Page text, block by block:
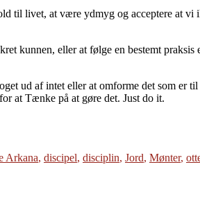
til livet, at være ydmyg og acceptere at
kunnen, eller at følge en bestemt
ud af intet eller at omforme det som er
at Tænke på at gøre det. Just do it.
Arkana, discipel, disciplin, Jord, Mønter,